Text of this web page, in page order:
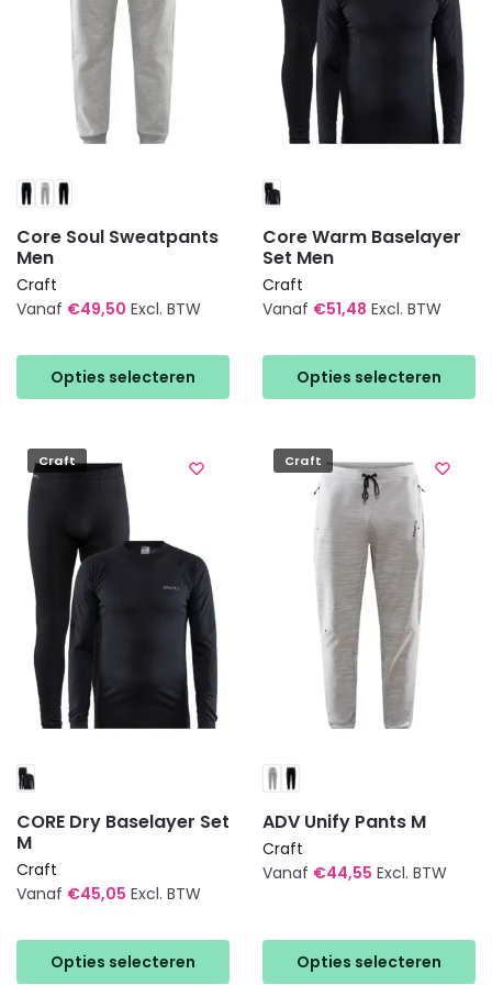
productpagina
productpagina
Core Soul Sweatpants
Men
Craft
Vanaf €49,50 Excl. BTW
Opties selecteren
product
heeft
variaties.
Deze
optie
kan
gekozen
worden
op
de
productpagina
Core Warm Baselayer
Set Men
Craft
Vanaf €51,48 Excl. BTW
Opties selecteren
product
heeft
variaties.
Deze
productpagina
Craft
CORE Dry Baselayer Set
M
Craft
Vanaf €45,05 Excl. BTW
Opties selecteren
product
Craft
ADV Unify Pants M
Craft
Vanaf €44,55 Excl. BTW
Opties selecteren
product
heeft